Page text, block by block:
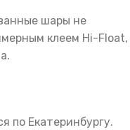
шары не
клеем Hi-Float,
по Екатеринбургу.